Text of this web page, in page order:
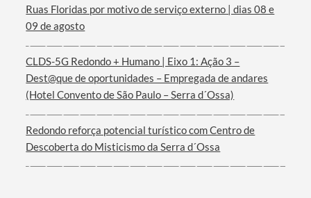
Filtros
Ruas Floridas por motivo de serviço externo | dias 08 e
09 de agosto
CLDS-5G Redondo + Humano | Eixo 1: Ação 3 –
Dest@que de oportunidades – Empregada de andares
(Hotel Convento de São Paulo – Serra d´Ossa)
Redondo reforça potencial turístico com Centro de
Descoberta do Misticismo da Serra d´Ossa